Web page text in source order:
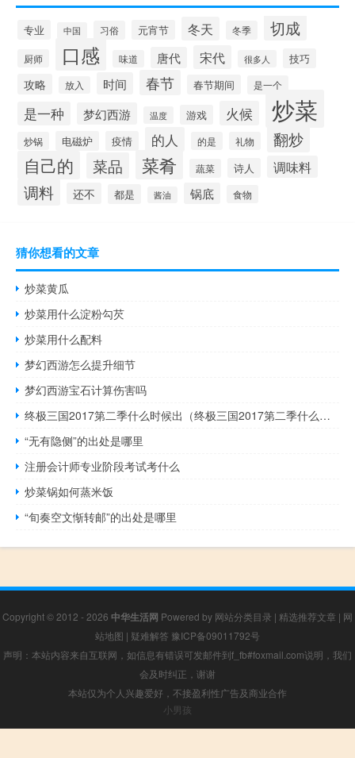
专业 中国 习俗 元宵节 冬天 冬季 切成
厨师 口感 味道 唐代 宋代 很多人 技巧
攻略 放入 时间 春节 春节期间 是一个
是一种 梦幻西游 温度 游戏 火候 炒菜
炒锅 电磁炉 疫情 的人 的是 礼物 翻炒
自己的 菜品 菜肴 蔬菜 诗人 调味料
调料 还不 都是 酱油 锅底 食物
猜你想看的文章
炒菜黄瓜
炒菜用什么淀粉勾芡
炒菜用什么配料
梦幻西游怎么提升细节
梦幻西游宝石计算伤害吗
终极三国2017第二季什么时候出（终极三国2017第二季什么时候上映）
“无有隐侧”的出处是哪里
注册会计师专业阶段考试考什么
炒菜锅如何蒸米饭
“旬奏空文惭转邮”的出处是哪里
Copyright © 2012 - 2026 中华生活网 Powered by 网站分类目录 | 精选推荐文章 | 网
站地图 | 疑难解答 豫ICP备09011792号
声明：本站内容来自互联网，如信息有错误可发邮件到f_fb#foxmail.com说明，我们
会及时纠正，谢谢
本站仅为个人兴趣爱好，不接盈利性广告及商业合作
小男孩